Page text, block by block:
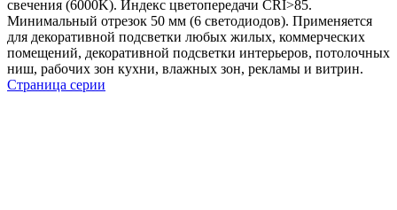
свечения (6000K). Индекс цветопередачи CRI>85.
Минимальный отрезок 50 мм (6 светодиодов). Применяется
для декоративной подсветки любых жилых, коммерческих
помещений, декоративной подсветки интерьеров, потолочных
ниш, рабочих зон кухни, влажных зон, рекламы и витрин.
Страница серии